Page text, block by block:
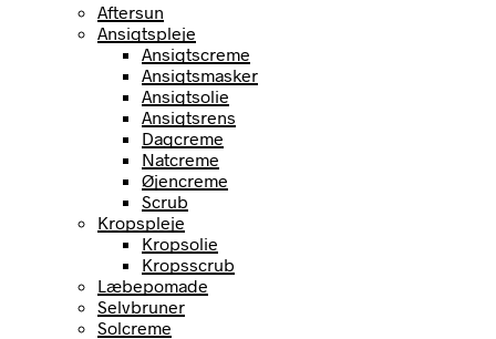
Aftersun
Ansigtspleje
Ansigtscreme
Ansigtsmasker
Ansigtsolie
Ansigtsrens
Dagcreme
Natcreme
Øjencreme
Scrub
Kropspleje
Kropsolie
Kropsscrub
Læbepomade
Selvbruner
Solcreme